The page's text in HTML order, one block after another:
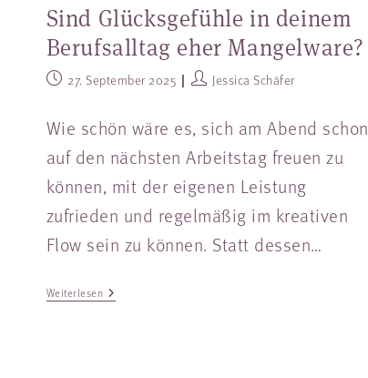
Sind Glücksgefühle in deinem
Berufsalltag eher Mangelware?
27. September 2025 Jessica Schäfer
Wie schön wäre es, sich am Abend schon
auf den nächsten Arbeitstag freuen zu
können, mit der eigenen Leistung
zufrieden und regelmäßig im kreativen
Flow sein zu können. Statt dessen…
Weiterlesen